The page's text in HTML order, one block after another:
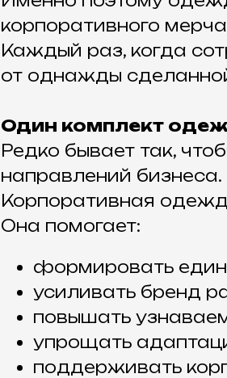
корпоративного
Каждый раз, когда
от однажды
Один комплект
Редко бывает так,
направлений бизнеса.
Корпоративная
Она помогает:
формировать
усиливать бренд
повышать
упрощать
поддерживать